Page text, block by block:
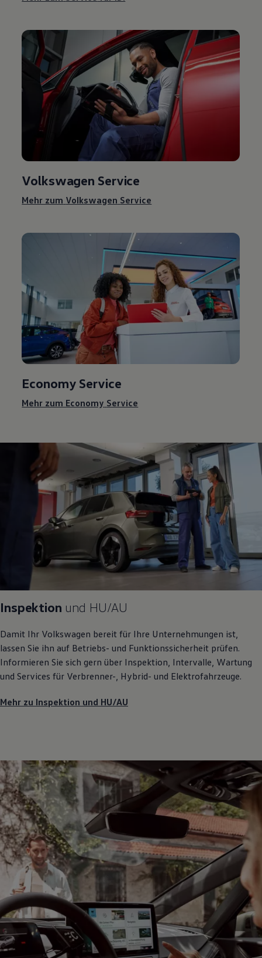
Volkswagen Service
Mehr zum Volkswagen Service
Economy Service
Mehr zum Economy Service
Inspektion und HU/AU
Damit Ihr Volkswagen bereit für Ihre Unternehmungen ist,
lassen Sie ihn auf Betriebs- und Funktionssicherheit prüfen.
Informieren Sie sich gern über Inspektion, Intervalle, Wartung
und Services für Verbrenner-, Hybrid- und Elektrofahrzeuge.
Mehr zu Inspektion und HU/AU